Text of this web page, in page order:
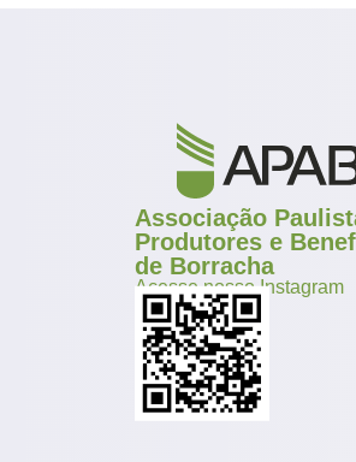
Associação
Produtores e
de Borracha
Acesse nosso Instagram